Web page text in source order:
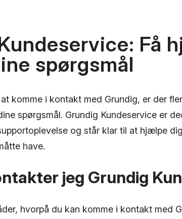
Få
spørgsmål
komme i kontakt med Grundig, er der
spørgsmål. Grundig Kundeservice er
og står klar til at hjælpe
have.
jeg Grundig
hvorpå du kan komme i kontakt med